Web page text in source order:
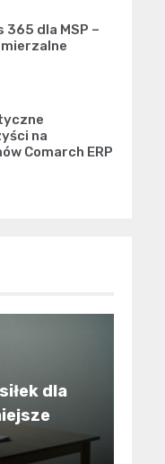
dla MSP –
na
Comarch ERP
dla